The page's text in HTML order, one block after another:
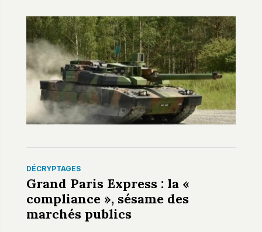
DÉCRYPTAGES
Grand Paris Express : la «
compliance », sésame des
marchés publics